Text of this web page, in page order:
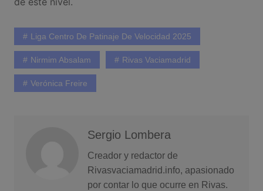
Liga Centro De Patinaje De Velocidad 2025
Nirmim Absalam Rivas Vaciamadrid
Verónica Freire
Sergio Lombera
Creador y redactor de
Rivasvaciamadrid.info, apasionado
por contar lo que ocurre en Rivas.